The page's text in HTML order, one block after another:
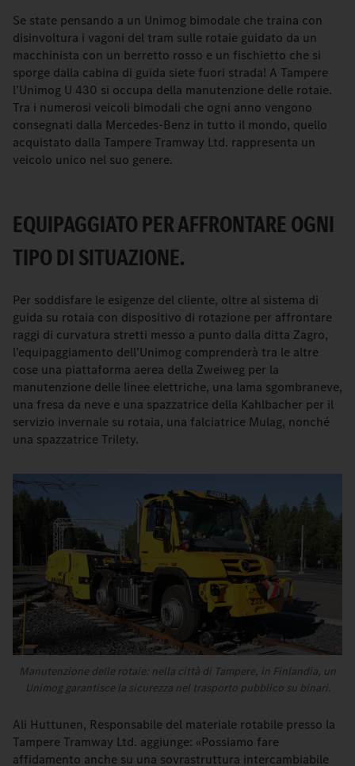
Se state pensando a un Unimog bimodale che traina con
disinvoltura i vagoni del tram sulle rotaie guidato da un
macchinista con un berretto rosso e un fischietto che si
sporge dalla cabina di guida siete fuori strada! A Tampere
l’Unimog U 430 si occupa della manutenzione delle rotaie.
Tra i numerosi veicoli bimodali che ogni anno vengono
consegnati dalla Mercedes-Benz in tutto il mondo, quello
acquistato dalla Tampere Tramway Ltd. rappresenta un
veicolo unico nel suo genere.
EQUIPAGGIATO PER AFFRONTARE OGNI
TIPO DI SITUAZIONE.
Per soddisfare le esigenze del cliente, oltre al sistema di
guida su rotaia con dispositivo di rotazione per affrontare
raggi di curvatura stretti messo a punto dalla ditta Zagro,
l’equipaggiamento dell’Unimog comprenderà tra le altre
cose una piattaforma aerea della Zweiweg per la
manutenzione delle linee elettriche, una lama sgombraneve,
una fresa da neve e una spazzatrice della Kahlbacher per il
servizio invernale su rotaia, una falciatrice Mulag, nonché
una spazzatrice Trilety.
Manutenzione delle rotaie: nella città di Tampere, in Finlandia, un
Unimog garantisce la sicurezza nel trasporto pubblico su binari.
Ali Huttunen, Responsabile del materiale rotabile presso la
Tampere Tramway Ltd. aggiunge: «Possiamo fare
affidamento anche su una sovrastruttura intercambiabile